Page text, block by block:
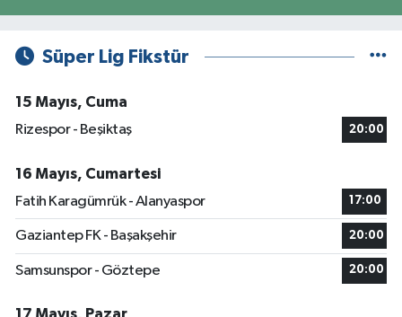
Süper Lig Fikstür
15 Mayıs, Cuma
Rizespor - Beşiktaş
20:00
16 Mayıs, Cumartesi
Fatih Karagümrük - Alanyaspor
17:00
Gaziantep FK - Başakşehir 20:00
Samsunspor - Göztepe 20:00